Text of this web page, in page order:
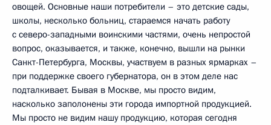
овощей. Основные наши потребители – это детские сады,
школы, несколько больниц, стараемся начать работу
с северо-западными воинскими частями, очень непростой
вопрос, оказывается, и также, конечно, вышли на рынки
Санкт-Петербурга, Москвы, участвуем в разных ярмарках –
при поддержке своего губернатора, он в этом деле нас
подталкивает. Бывая в Москве, мы просто видим,
насколько заполонены эти города импортной продукцией.
Мы просто не видим нашу продукцию, которая сегодня